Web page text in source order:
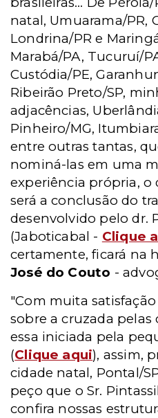
natal, Umuarama/PR,
Londrina/PR e
Marabá/PA, Tucuruí/
Custódia/PE,
Ribeirão Preto/SP,
adjacências,
Pinheiro/MG,
entre outras tantas,
nominá-las em uma
experiência própria,
será a conclusão do
desenvolvido pelo dr.
(Jaboticabal - Clique
certamente, ficará na
José do Couto -
"Com muita
sobre a cruzada pelas
essa iniciada pela
(Clique aqui), assim,
cidade natal, Pontal/
peço que o Sr.
confira nossas